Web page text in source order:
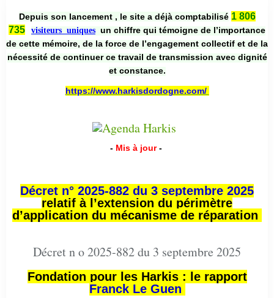
Depuis son lancement , le site a déjà comptabilisé 1 806
735
visiteurs uniques un chiffre qui témoigne de l’importance
de cette mémoire, de la force de l’engagement collectif et de la
nécessité de continuer ce travail de transmission avec dignité
et constance.
https://www.harkisdordogne.com/
- Mis à jour -
Décret n° 2025-882 du 3 septembre 2025
relatif à l’extension du périmètre
d’application du mécanisme de réparation
Décret n o 2025-882 du 3 septembre 2025
Fondation pour les Harkis : le rapport
Franck Le Guen